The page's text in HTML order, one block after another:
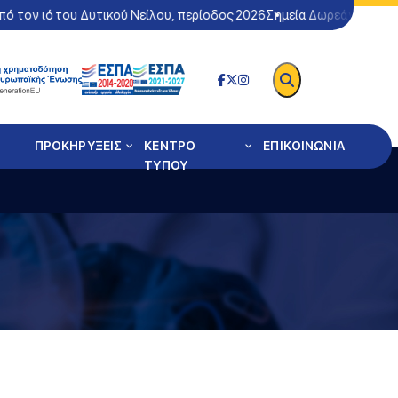
τον ιό του Δυτικού Νείλου, περίοδος 2026Σημεία Δωρεάν
ΠΡΟΚΗΡΥΞΕΙΣ
ΚΕΝΤΡΟ
ΤΥΠΟΥ
ΕΠΙΚΟΙΝΩΝΙΑ